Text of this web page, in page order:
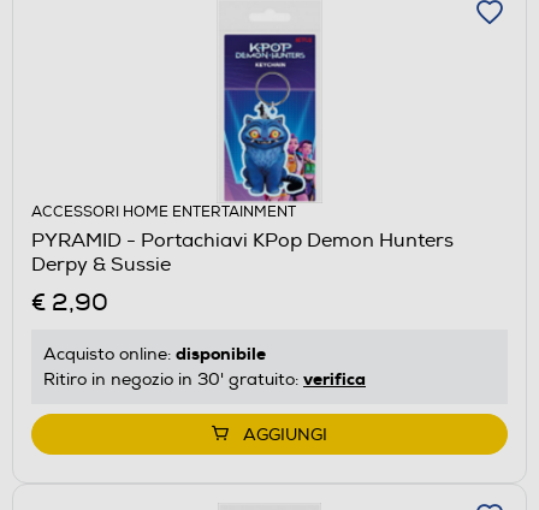
ACCESSORI HOME ENTERTAINMENT
PYRAMID - Portachiavi KPop Demon Hunters
Derpy & Sussie
€ 2,90
Acquisto online: disponibile
Ritiro in negozio in 30' gratuito: verifica
AGGIUNGI